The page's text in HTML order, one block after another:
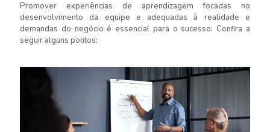
Promover experiências de aprendizagem focadas no
desenvolvimento da equipe e adequadas à realidade e
demandas do negócio é essencial para o sucesso. Confira a
seguir alguns pontos: